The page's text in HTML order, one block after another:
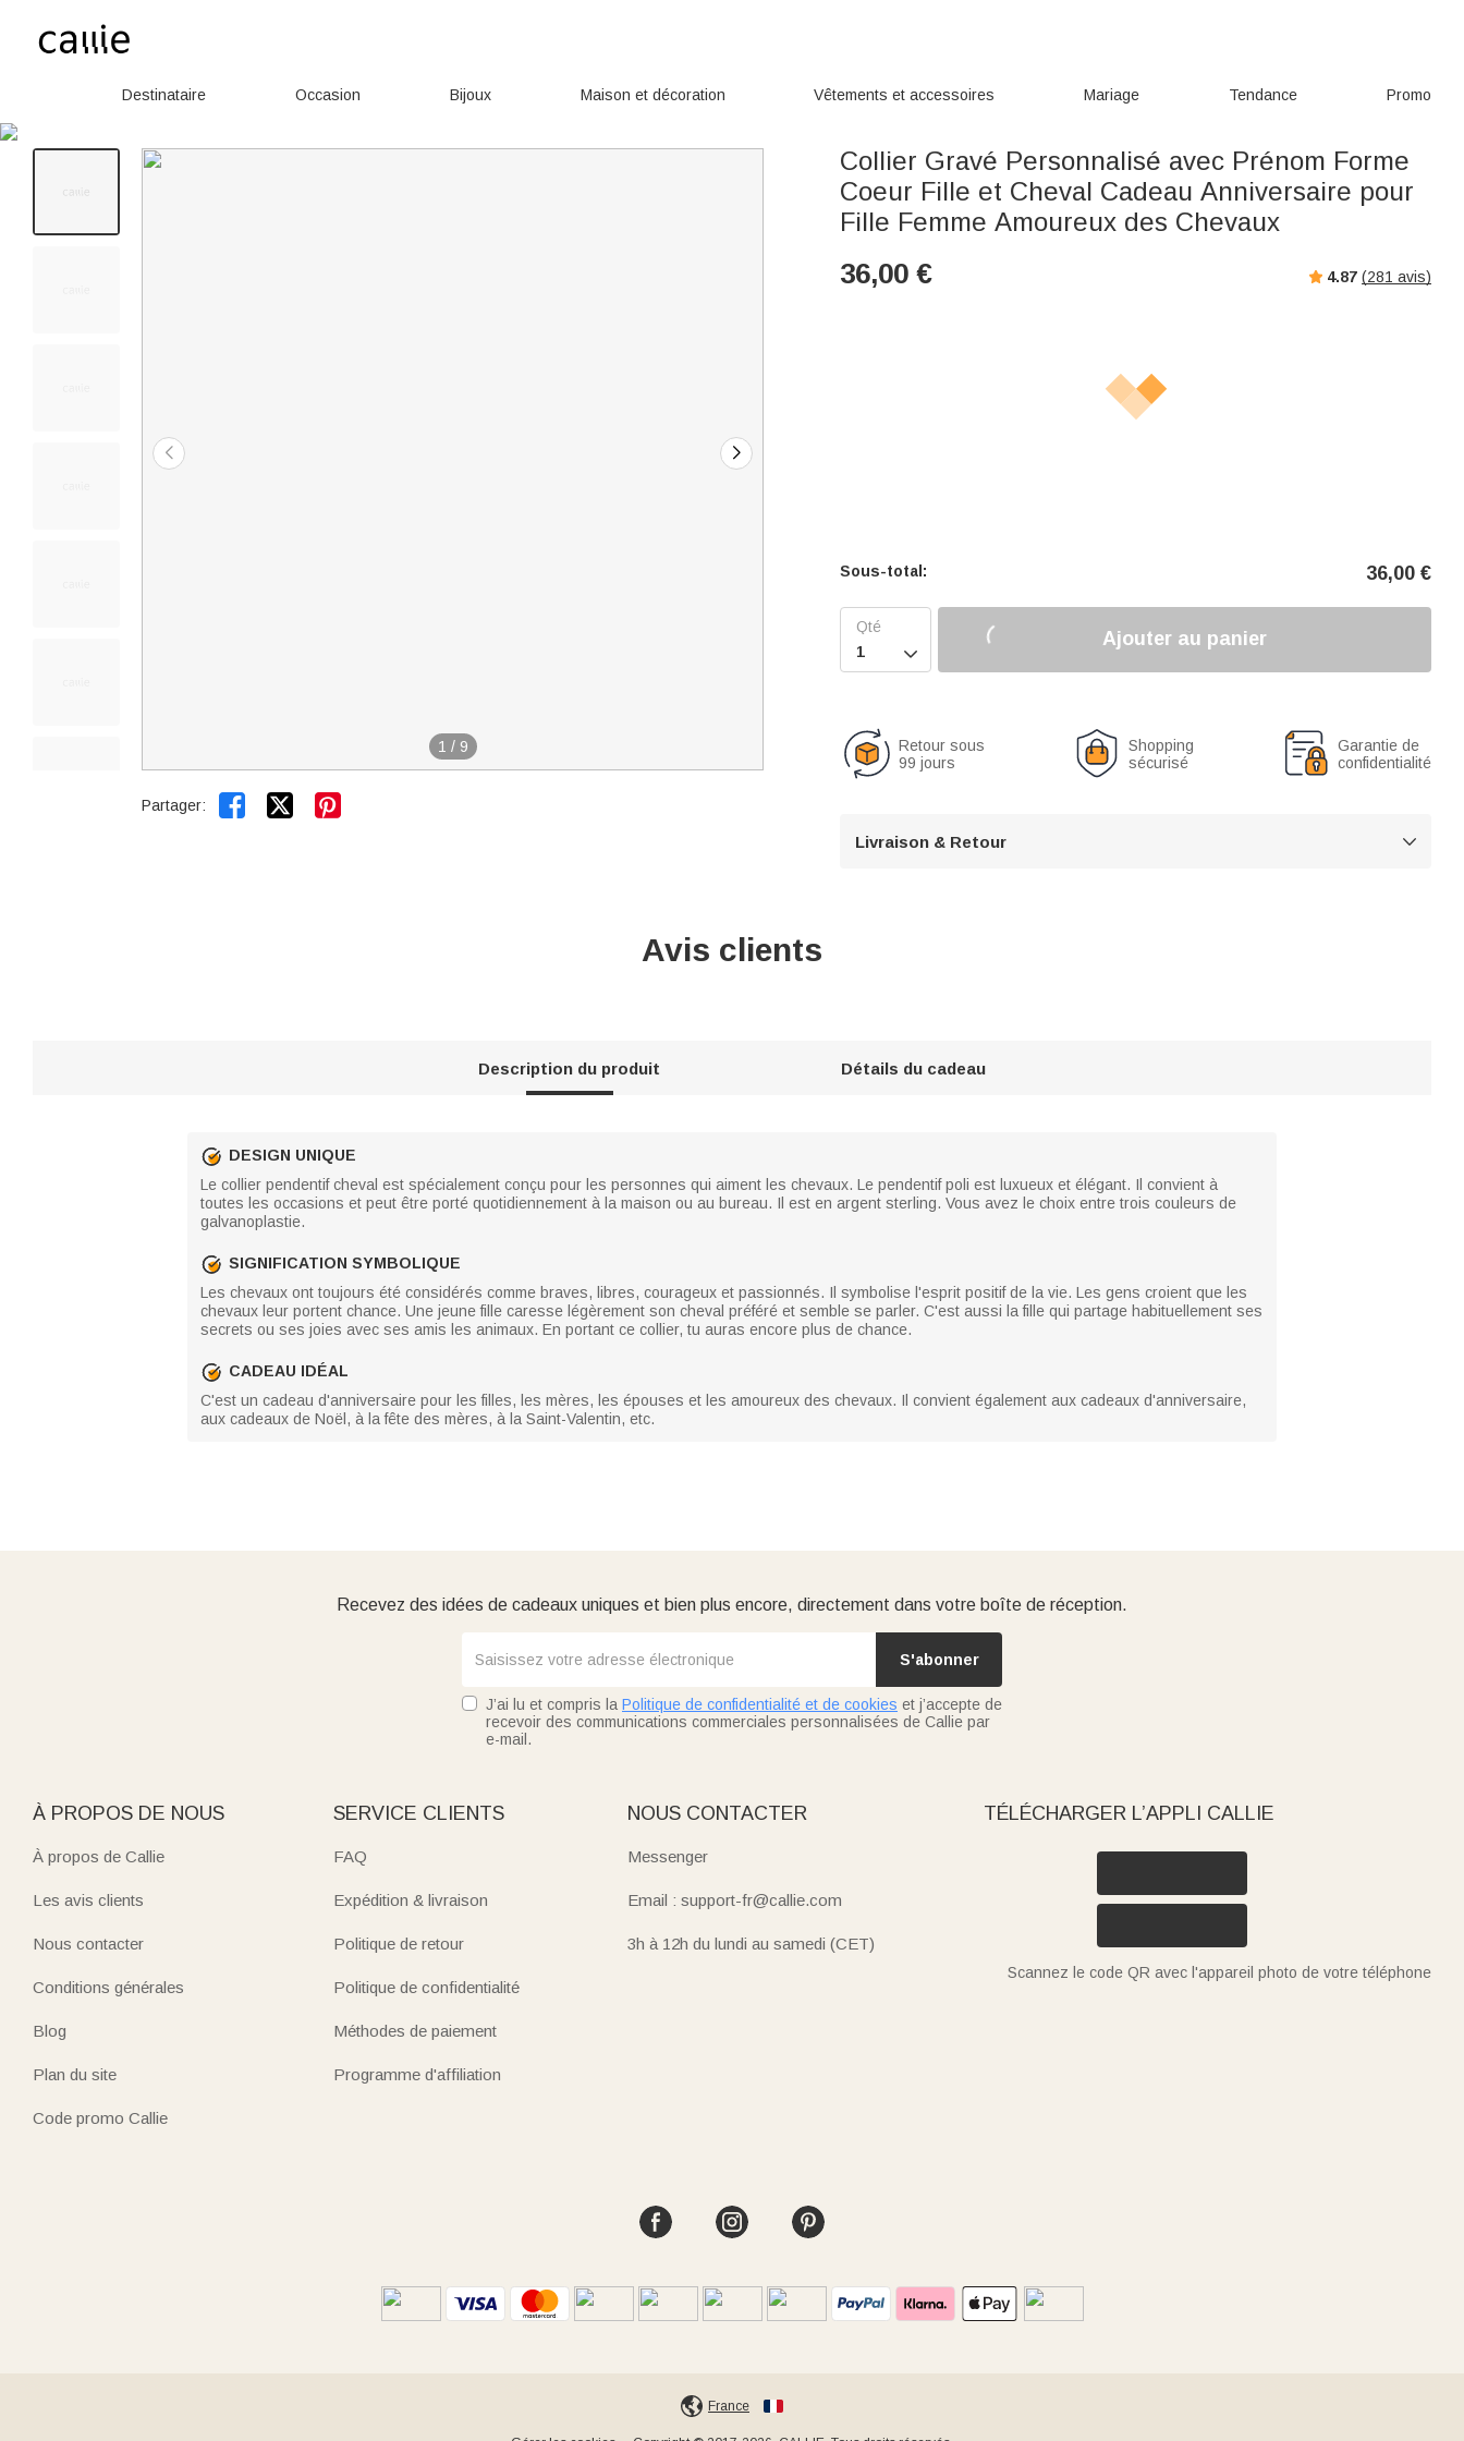
Destinataire Occasion Bijoux Maison et décoration Vêtements et accessoires Mariage Tendance Promo
1 / 9
Partager:  
Collier Gravé Personnalisé avec Prénom Forme
Coeur Fille et Cheval Cadeau Anniversaire pour
Fille Femme Amoureux des Chevaux
36,00 € 4.87 (281 avis)
Sous-total: 36,00 €

Ajouter au panier
Retour sous
99 jours
Shopping
sécurisé
Garantie de
confidentialité
Livraison & Retour 
Avis clients
Description du produit Détails du cadeau
DESIGN UNIQUE
Le collier pendentif cheval est spécialement conçu pour les personnes qui aiment les chevaux. Le pendentif poli est luxueux et élégant. Il convient à
toutes les occasions et peut être porté quotidiennement à la maison ou au bureau. Il est en argent sterling. Vous avez le choix entre trois couleurs de
galvanoplastie.
SIGNIFICATION SYMBOLIQUE
Les chevaux ont toujours été considérés comme braves, libres, courageux et passionnés. Il symbolise l'esprit positif de la vie. Les gens croient que les
chevaux leur portent chance. Une jeune fille caresse légèrement son cheval préféré et semble se parler. C'est aussi la fille qui partage habituellement ses
secrets ou ses joies avec ses amis les animaux. En portant ce collier, tu auras encore plus de chance.
CADEAU IDÉAL
C'est un cadeau d'anniversaire pour les filles, les mères, les épouses et les amoureux des chevaux. Il convient également aux cadeaux d'anniversaire,
aux cadeaux de Noël, à la fête des mères, à la Saint-Valentin, etc.
Recevez des idées de cadeaux uniques et bien plus encore, directement dans votre boîte de réception.
S'abonner
J’ai lu et compris la Politique de confidentialité et de cookies et j’accepte de
recevoir des communications commerciales personnalisées de Callie par
e-mail.
À PROPOS DE NOUS
À propos de Callie
Les avis clients
Nous contacter
Conditions générales
Blog
Plan du site
Code promo Callie
SERVICE CLIENTS
FAQ
Expédition & livraison
Politique de retour
Politique de confidentialité
Méthodes de paiement
Programme d'affiliation
NOUS CONTACTER
Messenger
Email : support-fr@callie.com
3h à 12h du lundi au samedi (CET)
TÉLÉCHARGER L’APPLI CALLIE
Scannez le code QR avec l'appareil photo de votre téléphone
France